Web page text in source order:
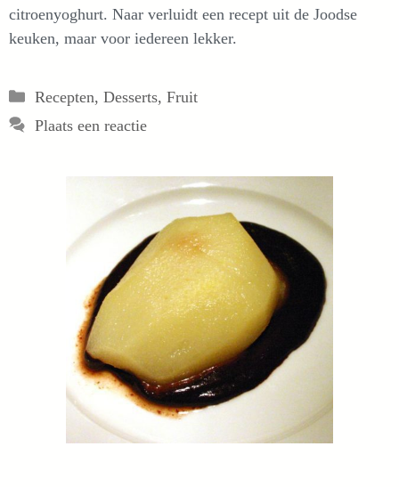
citroenyoghurt. Naar verluidt een recept uit de Joodse
keuken, maar voor iedereen lekker.
Categorieën
Recepten, Desserts, Fruit
Plaats een reactie